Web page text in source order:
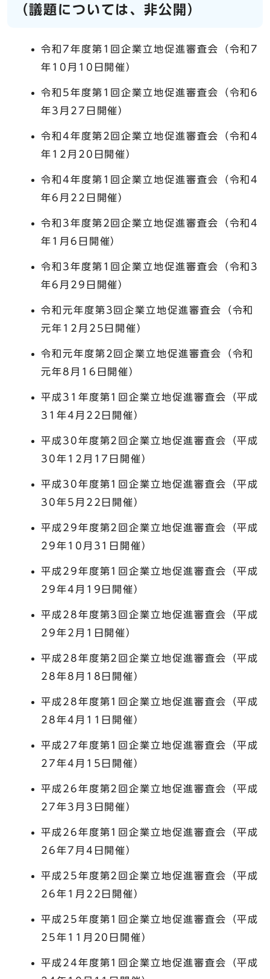
（議題については、非公開）
令和7年度第1回企業立地促進審査会（令和7
年10月10日開催）
令和5年度第1回企業立地促進審査会（令和6
年3月27日開催）
令和4年度第2回企業立地促進審査会（令和4
年12月20日開催）
令和4年度第1回企業立地促進審査会（令和4
年6月22日開催）
令和3年度第2回企業立地促進審査会（令和4
年1月6日開催）
令和3年度第1回企業立地促進審査会（令和3
年6月29日開催）
令和元年度第3回企業立地促進審査会（令和
元年12月25日開催）
令和元年度第2回企業立地促進審査会（令和
元年8月16日開催）
平成31年度第1回企業立地促進審査会（平成
31年4月22日開催）
平成30年度第2回企業立地促進審査会（平成
30年12月17日開催）
平成30年度第1回企業立地促進審査会（平成
30年5月22日開催）
平成29年度第2回企業立地促進審査会（平成
29年10月31日開催）
平成29年度第1回企業立地促進審査会（平成
29年4月19日開催）
平成28年度第3回企業立地促進審査会（平成
29年2月1日開催）
平成28年度第2回企業立地促進審査会（平成
28年8月18日開催）
平成28年度第1回企業立地促進審査会（平成
28年4月11日開催）
平成27年度第1回企業立地促進審査会（平成
27年4月15日開催）
平成26年度第2回企業立地促進審査会（平成
27年3月3日開催）
平成26年度第1回企業立地促進審査会（平成
26年7月4日開催）
平成25年度第2回企業立地促進審査会（平成
26年1月22日開催）
平成25年度第1回企業立地促進審査会（平成
25年11月20日開催）
平成24年度第1回企業立地促進審査会（平成